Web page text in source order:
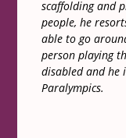
scaffolding and
people, he
able to go
person playing
disabled and he
Paralympics.